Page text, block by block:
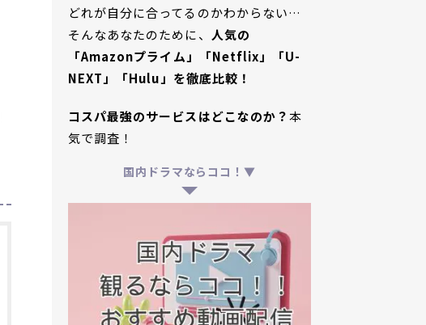
どれが自分に合ってるのかわからない…
そんなあなたのために、 人気の
「Amazonプライム」「Netflix」「U-
NEXT」「Hulu」を徹底比較！
コスパ最強のサービスはどこなのか？本
気で調査！
国内ドラマならココ！▼